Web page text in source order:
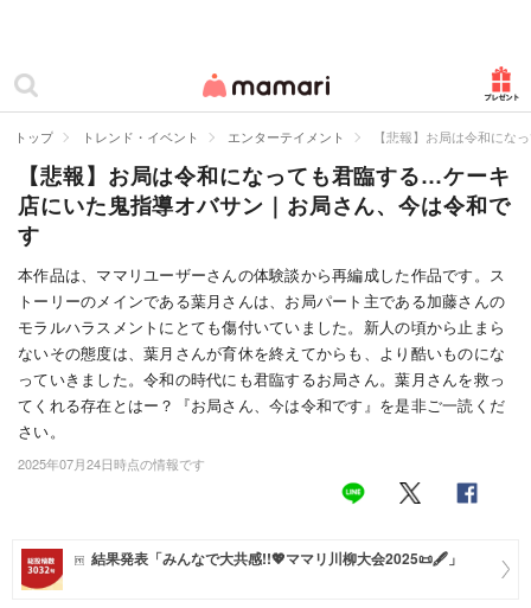
ママリ
カテゴリー一覧
妊娠
出産
赤ちゃん・育児
子育て・家族
病院
美容・ファッション
お仕事
マネー
トップ トレンド・イベント エンターテイメント 【悲報】お局は令和にな
【悲報】お局は令和になっても君臨する…ケーキ
店にいた鬼指導オバサン｜お局さん、今は令和で
す
本作品は、ママリユーザーさんの体験談から再編成した作品です。ス
トーリーのメインである葉月さんは、お局パート主である加藤さんの
モラルハラスメントにとても傷付いていました。新人の頃から止まら
ないその態度は、葉月さんが育休を終えてからも、より酷いものにな
っていきました。令和の時代にも君臨するお局さん。葉月さんを救っ
てくれる存在とはー？『お局さん、今は令和です』を是非ご一読くだ
さい。
2025年07月24日時点の情報です
結果発表「みんなで大共感!!💖ママリ川柳大会2025📜🖋️」